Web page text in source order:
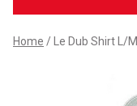
Dub
Shirt
Home Le Dub Shirt L/M